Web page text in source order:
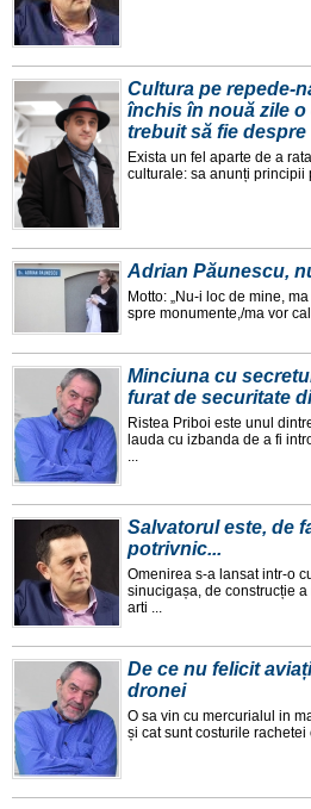
Cultura pe repede-
închis în nouă zile
trebuit să fie despre
Exista un fel aparte de a
culturale: sa anunți principii
Adrian Păunescu,
Motto: „Nu-i loc de mine,
spre monumente,/ma vor
Minciuna cu
furat de securitate
Ristea Priboi este unul
lauda cu izbanda de a fi
...
Salvatorul este, de
potrivnic...
Omenirea s-a lansat intr-o
sinucigașa, de construcție
arti ...
De ce nu felicit
dronei
O sa vin cu mercurialul in
și cat sunt costurile